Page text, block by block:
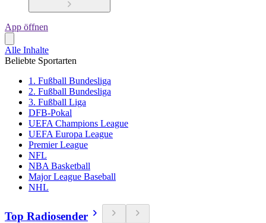
App öffnen
Alle Inhalte
Beliebte Sportarten
1. Fußball Bundesliga
2. Fußball Bundesliga
3. Fußball Liga
DFB-Pokal
UEFA Champions League
UEFA Europa League
Premier League
NFL
NBA Basketball
Major League Baseball
NHL
Top Radiosender